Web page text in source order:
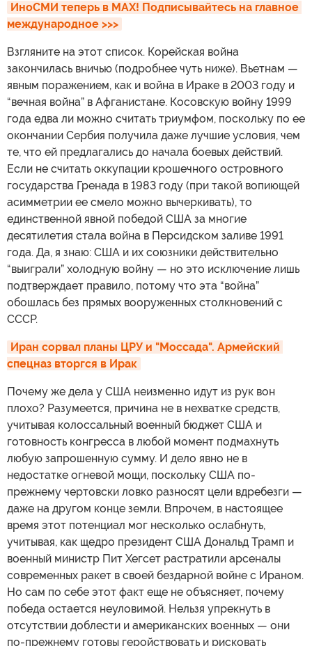
ИноСМИ теперь в MAX! Подписывайтесь на главное
международное >>>
Взгляните на этот список. Корейская война
закончилась вничью (подробнее чуть ниже). Вьетнам —
явным поражением, как и война в Ираке в 2003 году и
“вечная война” в Афганистане. Косовскую войну 1999
года едва ли можно считать триумфом, поскольку по ее
окончании Сербия получила даже лучшие условия, чем
те, что ей предлагались до начала боевых действий.
Если не считать оккупации крошечного островного
государства Гренада в 1983 году (при такой вопиющей
асимметрии ее смело можно вычеркивать), то
единственной явной победой США за многие
десятилетия стала война в Персидском заливе 1991
года. Да, я знаю: США и их союзники действительно
“выиграли” холодную войну — но это исключение лишь
подтверждает правило, потому что эта “война”
обошлась без прямых вооруженных столкновений с
СССР.
Иран сорвал планы ЦРУ и "Моссада". Армейский
спецназ вторгся в Ирак
Почему же дела у США неизменно идут из рук вон
плохо? Разумеется, причина не в нехватке средств,
учитывая колоссальный военный бюджет США и
готовность конгресса в любой момент подмахнуть
любую запрошенную сумму. И дело явно не в
недостатке огневой мощи, поскольку США по-
прежнему чертовски ловко разносят цели вдребезги —
даже на другом конце земли. Впрочем, в настоящее
время этот потенциал мог несколько ослабнуть,
учитывая, как щедро президент США Дональд Трамп и
военный министр Пит Хегсет растратили арсеналы
современных ракет в своей бездарной войне с Ираном.
Но сам по себе этот факт еще не объясняет, почему
победа остается неуловимой. Нельзя упрекнуть в
отсутствии доблести и американских военных — они
по-прежнему готовы геройствовать и рисковать